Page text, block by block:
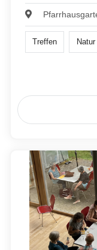
Treffen Natur